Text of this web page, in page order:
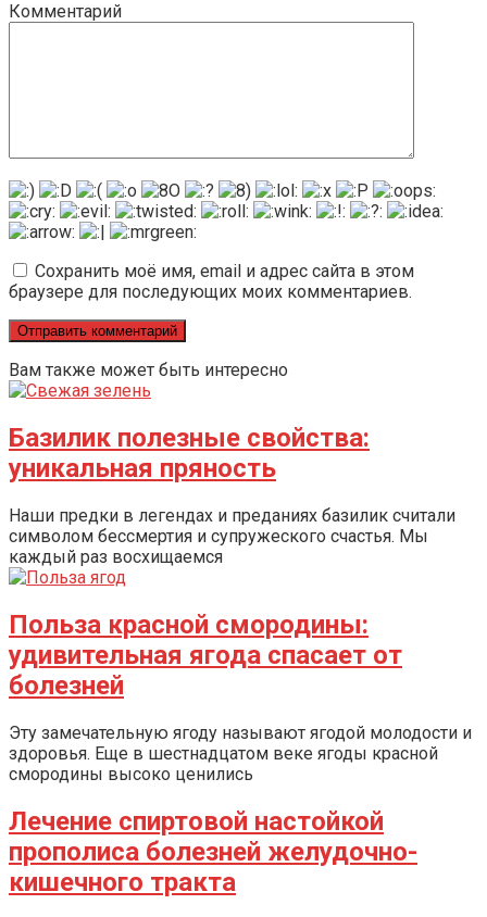
Комментарий
Сохранить моё имя, email и адрес сайта в этом
браузере для последующих моих комментариев.
Вам также может быть интересно
Базилик полезные свойства:
уникальная пряность
Наши предки в легендах и преданиях базилик считали
символом бессмертия и супружеского счастья. Мы
каждый раз восхищаемся
Польза красной смородины:
удивительная ягода спасает от
болезней
Эту замечательную ягоду называют ягодой молодости и
здоровья. Еще в шестнадцатом веке ягоды красной
смородины высоко ценились
Лечение спиртовой настойкой
прополиса болезней желудочно-
кишечного тракта